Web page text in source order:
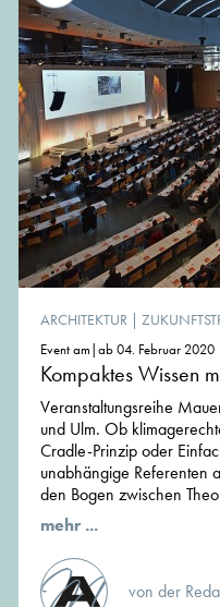
ARCHITEKTUR |
Event am|ab 04. Februar 2020
Kompaktes Wissen
Veranstaltungsreihe
und Ulm. Ob
Cradle-Prinzip oder
unabhängige Referenten
den Bogen zwischen
mehr ...
von der